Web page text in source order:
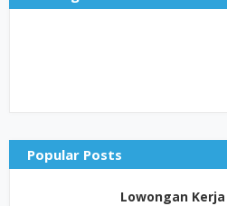
Popular Posts
Lowongan Kerja